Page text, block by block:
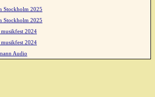
Stockholm 2025
Stockholm 2025
2024
2024
Audio